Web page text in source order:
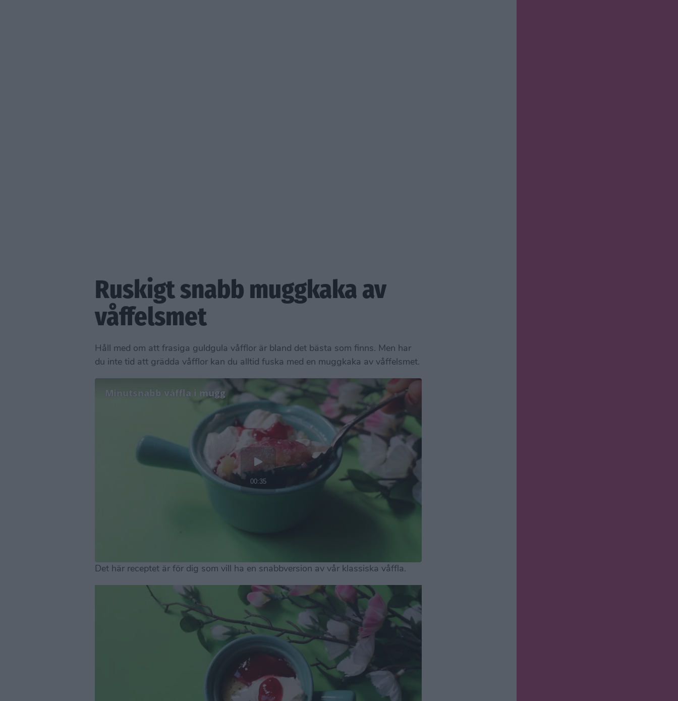
Ruskigt snabb muggkaka av
våffelsmet
Håll med om att frasiga guldgula våfflor är bland det bästa som finns. Men har
du inte tid att grädda våfflor kan du alltid fuska med en muggkaka av våffelsmet.
Det här receptet är för dig som vill ha en snabbversion av vår klassiska våffla.